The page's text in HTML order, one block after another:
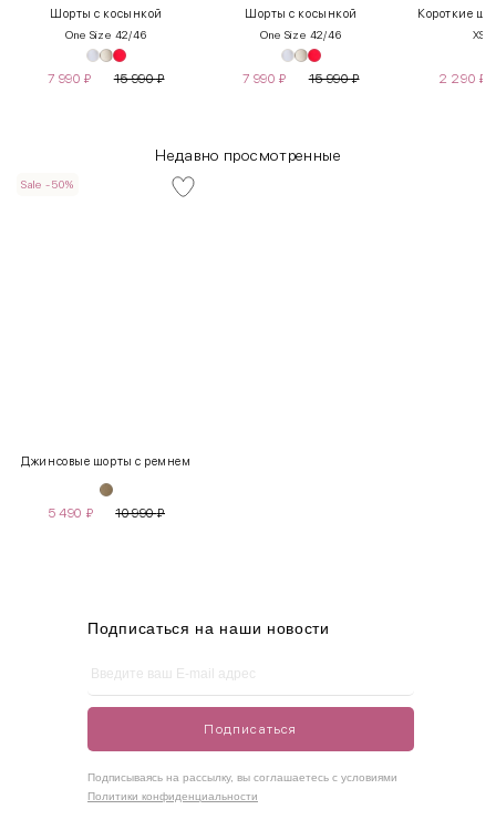
Шорты с косынкой
One Size 42/46
7 990 ₽ 15 990₽
Шорты с косынкой
One Size 42/46
7 990 ₽ 15 990₽
Короткие
XS
2 290 ₽
Недавно просмотренные
Sale -50%
Джинсовые шорты с ремнем
5 490 ₽ 10 990₽
42-50
Как правильно себя обмерить
Подписаться на наши новости
Подписаться
Подписываясь на рассылку, вы соглашаетесь с условиями
Политики конфиденциальности